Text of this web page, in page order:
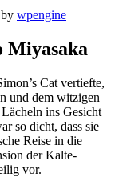
by wpengine
Miyasaka
Cat vertiefte,
und dem witzigen
ins Gesicht
so dicht, dass sie
Reise in die
der Kalte-
vor.